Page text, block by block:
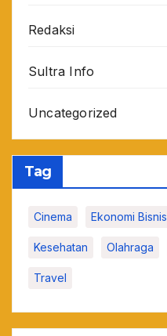
Redaksi
Sultra Info
Uncategorized
Tag
Cinema Ekonomi Bisnis
Kesehatan Olahraga
Travel